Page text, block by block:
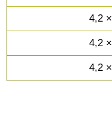
4,2
4,2
4,2